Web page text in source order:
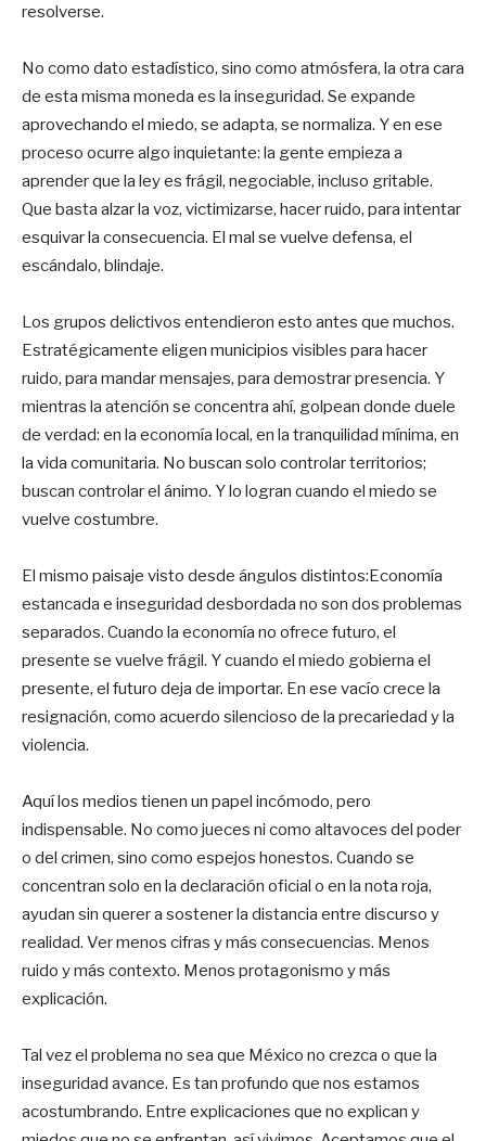
resolverse.
No como dato estadístico, sino como atmósfera, la otra cara
de esta misma moneda es la inseguridad. Se expande
aprovechando el miedo, se adapta, se normaliza. Y en ese
proceso ocurre algo inquietante: la gente empieza a
aprender que la ley es frágil, negociable, incluso gritable.
Que basta alzar la voz, victimizarse, hacer ruido, para intentar
esquivar la consecuencia. El mal se vuelve defensa, el
escándalo, blindaje.
Los grupos delictivos entendieron esto antes que muchos.
Estratégicamente eligen municipios visibles para hacer
ruido, para mandar mensajes, para demostrar presencia. Y
mientras la atención se concentra ahí, golpean donde duele
de verdad: en la economía local, en la tranquilidad mínima, en
la vida comunitaria. No buscan solo controlar territorios;
buscan controlar el ánimo. Y lo logran cuando el miedo se
vuelve costumbre.
El mismo paisaje visto desde ángulos distintos:Economía
estancada e inseguridad desbordada no son dos problemas
separados. Cuando la economía no ofrece futuro, el
presente se vuelve frágil. Y cuando el miedo gobierna el
presente, el futuro deja de importar. En ese vacío crece la
resignación, como acuerdo silencioso de la precariedad y la
violencia.
Aquí los medios tienen un papel incómodo, pero
indispensable. No como jueces ni como altavoces del poder
o del crimen, sino como espejos honestos. Cuando se
concentran solo en la declaración oficial o en la nota roja,
ayudan sin querer a sostener la distancia entre discurso y
realidad. Ver menos cifras y más consecuencias. Menos
ruido y más contexto. Menos protagonismo y más
explicación.
Tal vez el problema no sea que México no crezca o que la
inseguridad avance. Es tan profundo que nos estamos
acostumbrando. Entre explicaciones que no explican y